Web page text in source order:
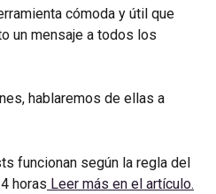
cómoda y útil que
un mensaje a todos los
hablaremos de ellas a
funcionan según la regla del
horas Leer más en el artículo.